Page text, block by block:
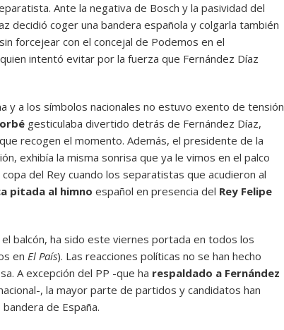
Ante la negativa de Bosch y la pasividad del
decidió coger una bandera española y colgarla también
forcejear con el concejal de Podemos en el
intentó evitar por la fuerza que Fernández Díaz
y a los símbolos nacionales no estuvo exento de tensión
gesticulaba divertido detrás de Fernández Díaz,
recogen el momento. Además, el presidente de la
exhibía la misma sonrisa que ya le vimos en el palco
del Rey cuando los separatistas que acudieron al
pitada al himno español en presencia del Rey Felipe
balcón, ha sido este viernes portada en todos los
en El País). Las reacciones políticas no se han hecho
A excepción del PP -que ha respaldado a Fernández
, la mayor parte de partidos y candidatos han
de España.